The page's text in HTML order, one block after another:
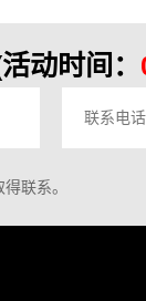
动时间：
联系。